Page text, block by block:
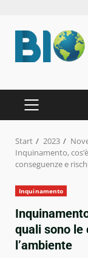
Inhalt
springen
PRIMÄRES
MENÜ
Start 2023
Inquinamento,
conseguenze e
Inquinamento
quali sono le
l’ambiente